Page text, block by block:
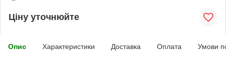
Ціну уточнюйте
Опис Характеристики Доставка Оплата Умови